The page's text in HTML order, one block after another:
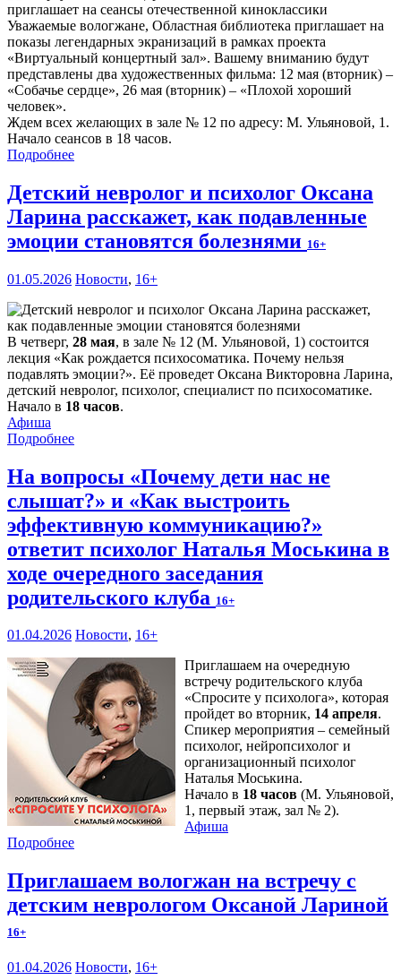
Уважаемые вологжане, Областная библиотека приглашает на
показы легендарных экранизаций в рамках проекта
«Виртуальный концертный зал». Вашему вниманию будут
представлены два художественных фильма: 12 мая (вторник) –
«Собачье сердце», 26 мая (вторник) – «Плохой хороший
человек».
Ждем всех желающих в зале № 12 по адресу: М. Ульяновой, 1.
Начало сеансов в 18 часов.
Подробнее
Детский невролог и психолог Оксана
Ларина расскажет, как подавленные
эмоции становятся болезнями 16+
01.05.2026 Новости, 16+
В четверг, 28 мая, в зале № 12 (М. Ульяновой, 1) состоится
лекция «Как рождается психосоматика. Почему нельзя
подавлять эмоции?». Её проведет Оксана Викторовна Ларина,
детский невролог, психолог, специалист по психосоматике.
Начало в 18 часов.
Афиша
Подробнее
На вопросы «Почему дети нас не
слышат?» и «Как выстроить
эффективную коммуникацию?»
ответит психолог Наталья Моськина в
ходе очередного заседания
родительского клуба 16+
01.04.2026 Новости, 16+
Приглашаем на очередную
встречу родительского клуба
«Спросите у психолога», которая
пройдет во вторник, 14 апреля.
Спикер мероприятия – семейный
психолог, нейропсихолог и
организационный психолог
Наталья Моськина.
Начало в 18 часов (М. Ульяновой,
1, первый этаж, зал № 2).
Афиша
Подробнее
Приглашаем вологжан на встречу с
детским неврологом Оксаной Лариной
16+
01.04.2026 Новости, 16+